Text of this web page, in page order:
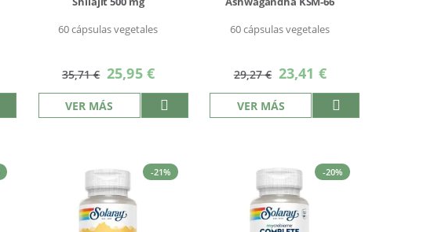
60 cápsulas vegetales
35,71 € Precio
especial
25,95 €
VER MÁS
60 cápsulas vegetales
29,27 € Precio
especial
23,41 €
VER MÁS
-21% -20%